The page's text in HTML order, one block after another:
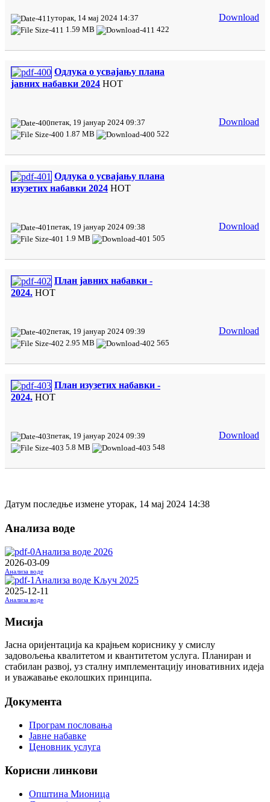
уторак, 14 мај 2024 14:37
1.59 MB
422
Download
Одлука о усвајању плана
јавних набавки 2024 HOT
петак, 19 јануар 2024 09:37
1.87 MB
522
Download
Одлука о усвајању плана
изузетих набавки 2024 HOT
петак, 19 јануар 2024 09:38
1.9 MB
505
Download
План јавних набавки -
2024. HOT
петак, 19 јануар 2024 09:39
2.95 MB
565
Download
План изузетих набавки -
2024. HOT
петак, 19 јануар 2024 09:39
5.8 MB
548
Download
Датум последње измене уторак, 14 мај 2024 14:38
Анализа воде
Анализа воде 2026
2026-03-09
Анализа воде
Анализа воде Кључ 2025
2025-12-11
Анализа воде
Мисија
Јасна оријентација ка крајњем кориснику у смислу
задовољења квалитетом и квантитетом услуга. Планиран и
стабилан развој, уз сталну имплементацију иновативних идеја
и уважавање еколошких принципа.
Документа
Програм пословања
Јавне набавке
Ценовник услуга
Корисни линкови
Општина Мионица